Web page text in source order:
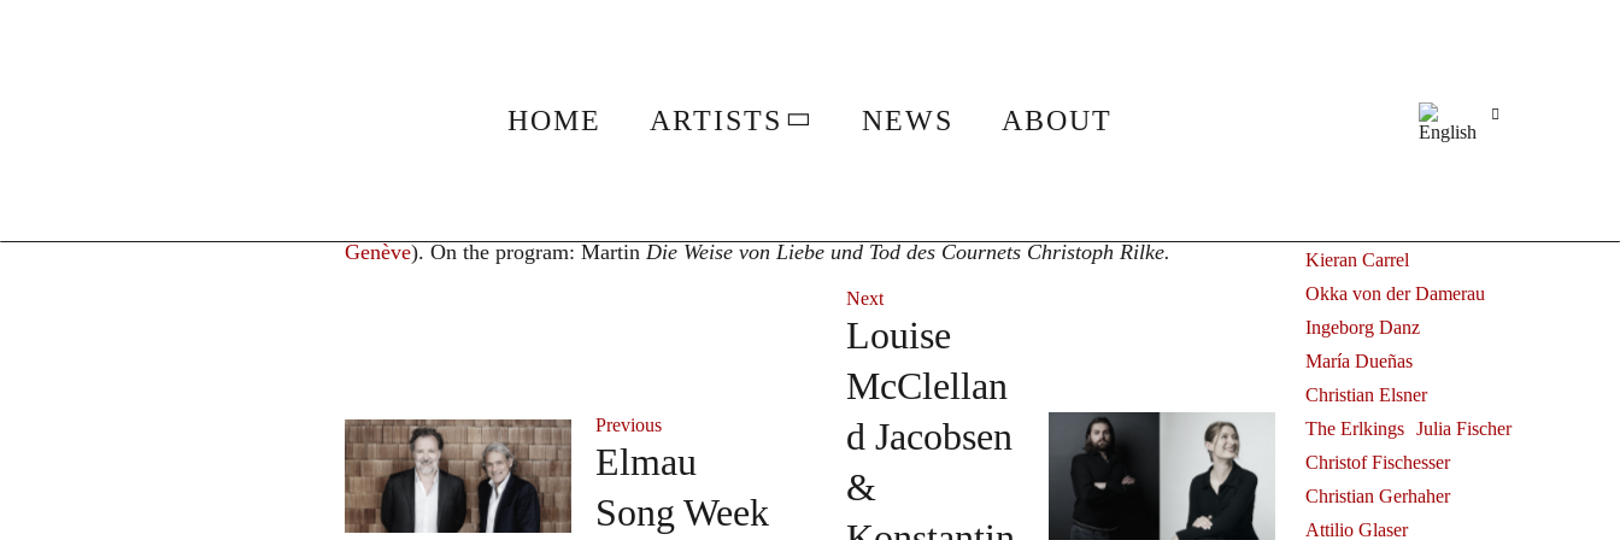
HOME ARTISTS NEWS ABOUT
Gerhild Romberger
Genève). On the program: Martin Die Weise von Liebe und Tod des Cournets Christoph Rilke.
Previous
Elmau
Song Week
Next
Louise
McClellan
d Jacobsen
&
Herbert Blomstedt
Kieran Carrel
Okka von der Damerau
Ingeborg Danz
María Dueñas
Christian Elsner
The Erlkings
Julia Fischer
Christof Fischesser
Christian Gerhaher
Attilio Glaser